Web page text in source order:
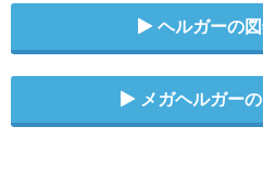
ヘルガーの
メガヘルガー